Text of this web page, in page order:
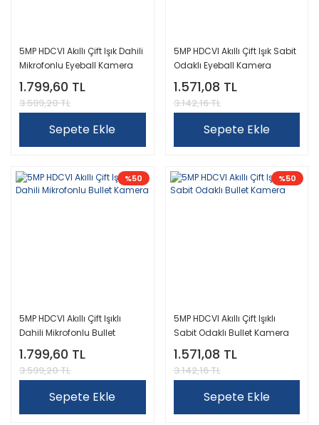
5MP HDCVI Akıllı Çift Işık Dahili
Mikrofonlu Eyeball Kamera
1.799,60 TL
3.599,20 TL
Sepete Ekle
5MP HDCVI Akıllı Çift Işık Sabit
Odaklı Eyeball Kamera
1.571,08 TL
3.142,16 TL
Sepete Ekle
%50
5MP HDCVI Akıllı Çift Işıklı
Dahili Mikrofonlu Bullet
Kamera
1.799,60 TL
3.599,20 TL
Sepete Ekle
%50
5MP HDCVI Akıllı Çift Işıklı
Sabit Odaklı Bullet Kamera
1.571,08 TL
3.142,16 TL
Sepete Ekle